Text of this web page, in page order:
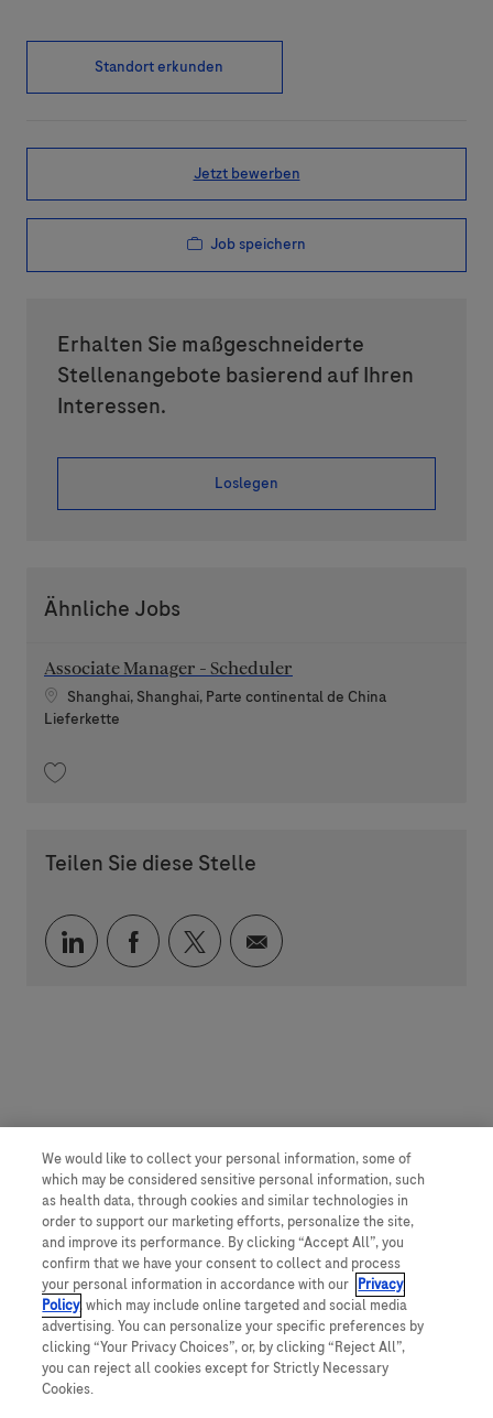
Standort erkunden
Jetzt bewerben
Job speichern
Erhalten Sie maßgeschneiderte
Stellenangebote basierend auf Ihren
Interessen.
Loslegen
Ähnliche Jobs
Associate Manager - Scheduler
Standort
Shanghai, Shanghai, Parte continental de China
Kategorie
Lieferkette
Teilen Sie diese Stelle
Über LinkedIn teilen
Über Facebook teilen
Über Twitter teilen
Per E-Mail teilen
We would like to collect your personal information, some of
which may be considered sensitive personal information, such
as health data, through cookies and similar technologies in
order to support our marketing efforts, personalize the site,
and improve its performance. By clicking “Accept All”, you
confirm that we have your consent to collect and process
your personal information in accordance with our Privacy
Policy, which may include online targeted and social media
advertising. You can personalize your specific preferences by
clicking “Your Privacy Choices”, or, by clicking “Reject All”,
you can reject all cookies except for Strictly Necessary
Cookies.